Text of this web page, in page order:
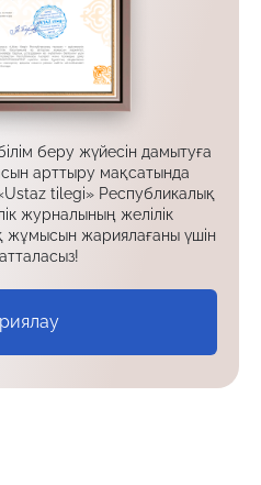
беру жүйесін дамытуға
арттыру мақсатында
tilegi» Республикалық
журналының желілік
жұмысын жариялағаны үшін